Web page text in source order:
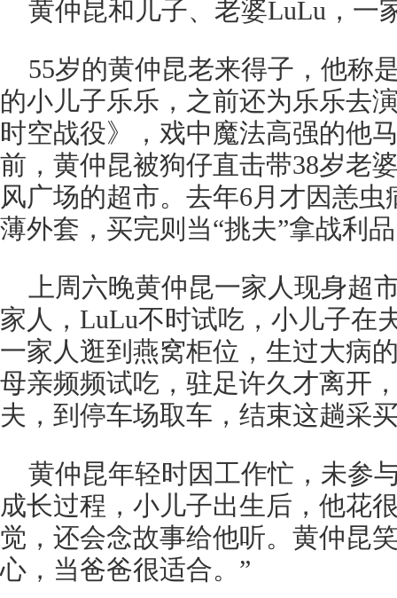
黄仲昆和儿子、老婆LuLu，一
55岁的黄仲昆老来得子，他称
的小儿子乐乐，之前还为乐乐去
时空战役》，戏中魔法高强的他
前，黄仲昆被狗仔直击带38岁老
风广场的超市。去年6月才因恙
薄外套，买完则当“挑夫”拿战利
上周六晚黄仲昆一家人现身超
家人，LuLu不时试吃，小儿子在
一家人逛到燕窝柜位，生过大病
母亲频频试吃，驻足许久才离开
夫，到停车场取车，结束这趟采
黄仲昆年轻时因工作忙，未参
成长过程，小儿子出生后，他花
觉，还会念故事给他听。黄仲昆
心，当爸爸很适合。”